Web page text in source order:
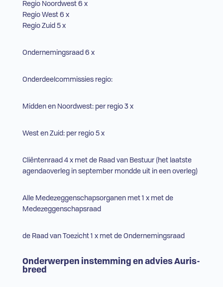
Regio Noordwest 6 x
Regio West 6 x
Regio Zuid 5 x
Ondernemingsraad 6 x
Onderdeelcommissies regio:
Midden en Noordwest: per regio 3 x
West en Zuid: per regio 5 x
Cliëntenraad 4 x met de Raad van Bestuur (het laatste
agendaoverleg in september mondde uit in een overleg)
Alle Medezeggenschapsorganen met 1 x met de
Medezeggenschapsraad
de Raad van Toezicht 1 x met de Ondernemingsraad
Onderwerpen instemming en advies Auris-
breed